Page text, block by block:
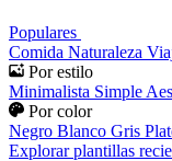
Populares
Comida Naturaleza
Por estilo
Minimalista Simple
Por color
Negro Blanco Gris
Explorar plantillas